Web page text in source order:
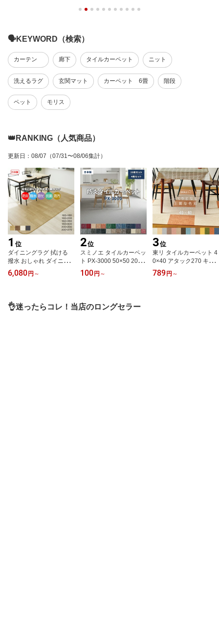
🗣️KEYWORD（検索）
カーテン 廊下 タイルカーペット ニット
洗えるラグ 玄関マット カーペット 6畳 階段
ペット モリス
👑RANKING（人気商品）
更新日 ： 08/07 （07/31〜08/06集計）
1 位
ダイニングラグ 拭ける
撥水 おしゃれ ダイニン
グマット 木目調 フロー
リングマット クッション
ビ 防汚 日本製 ペット 犬
猫 子供 食べこぼし 絨毯
6,080 円 ～
2位
スミノエ タイルカーペッ
ト PX-3000 50×50 20枚
4枚 セット サンプル 防音
防炎 制電 業務用 オフィ
ーペット フロアタイル
置くだけ ペット 犬 猫 子
100 円 ～
3位
東リ タイルカーペット 4
0×40 アタック270 キャ
ンバスファイン AK270
洗える 犬 猫 ペット ラグ
789 円 ～
👌迷ったらコレ！当店のロングセラー